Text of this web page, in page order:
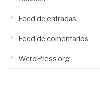
Feed de entradas
Feed de comentarios
WordPress.org